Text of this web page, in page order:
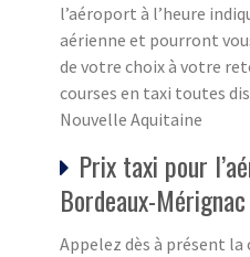
l’aéroport à l’heure
aérienne et pourront
de votre choix à votre
courses en taxi toutes
Nouvelle Aquitaine
Prix taxi pour
Bordeaux-Mérignac
Appelez dès à présent la